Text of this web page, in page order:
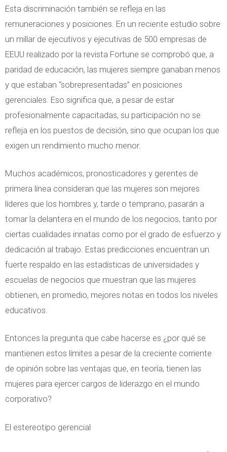
Esta discriminación también se refleja en las
remuneraciones y posiciones. En un reciente estudio sobre
un millar de ejecutivos y ejecutivas de 500 empresas de
EEUU realizado por la revista Fortune se comprobó que, a
paridad de educación, las mujeres siempre ganaban menos
y que estaban “sobrepresentadas” en posiciones
gerenciales. Eso significa que, a pesar de estar
profesionalmente capacitadas, su participación no se
refleja en los puestos de decisión, sino que ocupan los que
exigen un rendimiento mucho menor.
Muchos académicos, pronosticadores y gerentes de
primera línea consideran que las mujeres son mejores
líderes que los hombres y, tarde o temprano, pasarán a
tomar la delantera en el mundo de los negocios, tanto por
ciertas cualidades innatas como por el grado de esfuerzo y
dedicación al trabajo. Estas predicciones encuentran un
fuerte respaldo en las estadísticas de universidades y
escuelas de negocios que muestran que las mujeres
obtienen, en promedio, mejores notas en todos los niveles
educativos.
Entonces la pregunta que cabe hacerse es ¿por qué se
mantienen estos límites a pesar de la creciente corriente
de opinión sobre las ventajas que, en teoría, tienen las
mujeres para ejercer cargos de liderazgo en el mundo
corporativo?
El estereotipo gerencial